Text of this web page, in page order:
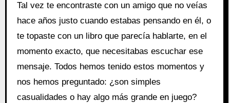
Tal vez te encontraste con un amigo que no veías
hace años justo cuando estabas pensando en él, o
te topaste con un libro que parecía hablarte, en el
momento exacto, que necesitabas escuchar ese
mensaje. Todos hemos tenido estos momentos y
nos hemos preguntado: ¿son simples
casualidades o hay algo más grande en juego?